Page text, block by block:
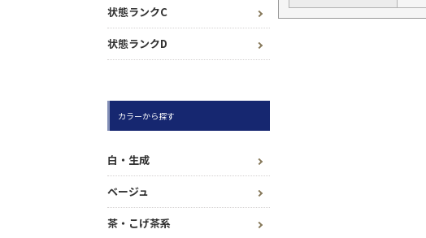
状態ランクC
状態ランクD
カラーから探す
白・生成
ベージュ
茶・こげ茶系